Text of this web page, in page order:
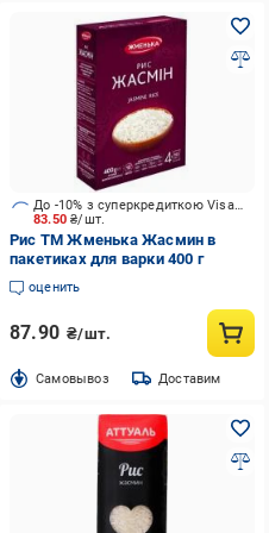
83.50₴/шт.
До -10% з суперкредиткою Visa Вигода
Рис ТМ Жменька Жасмин в
пакетиках для варки 400 г
оценить
87.90 ₴/шт.
Cамовывоз Доставим